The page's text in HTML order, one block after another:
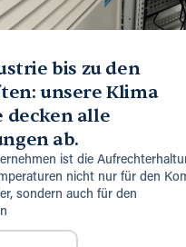
bis zu den
unsere Klima
decken alle
ab.
ist die
nicht nur für den
sondern auch für den